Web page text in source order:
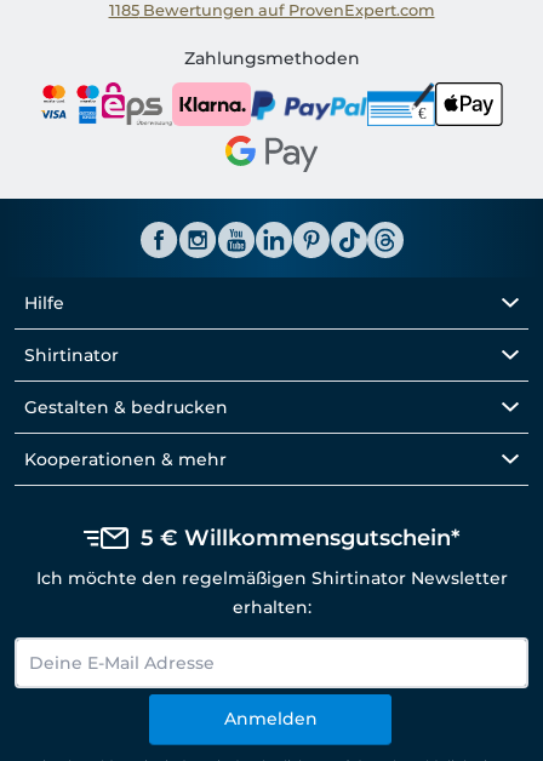
Shirtinator AT
1185Bewertungen auf ProvenExpert.com
Zahlungsmethoden
Hilfe
Shirtinator
Gestalten & bedrucken
Kooperationen & mehr
5 € Willkommensgutschein*
Ich möchte den regelmäßigen Shirtinator Newsletter
erhalten:
Anmelden